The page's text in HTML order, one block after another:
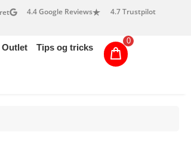
4.4 Google Reviews 4.7 Trustpilot
Outlet Tips og tricks
0